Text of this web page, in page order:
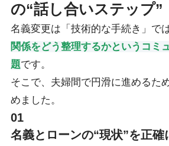
の“話し合いステップ”
名義変更は「技術的な手続き」で
関係をどう整理するかというコミ
題です。
そこで、夫婦間で円滑に進めるた
めました。
01
名義とローンの“現状”を正確